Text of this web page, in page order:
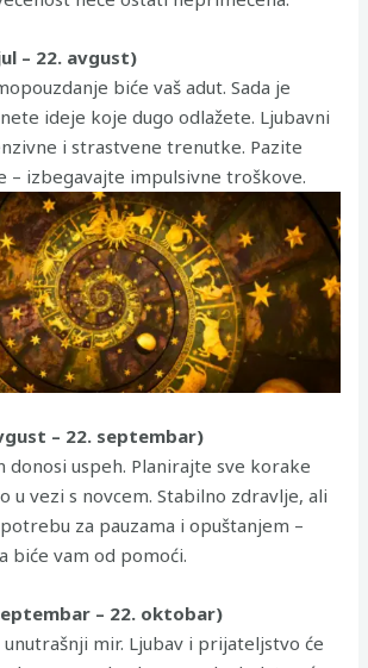
– 22. avgust)
biće vaš adut. Sada je
ideje koje dugo odlažete. Ljubavni
i strastvene trenutke. Pazite
– izbegavajte impulsivne troškove.
– 22. septembar)
donosi uspeh. Planirajte sve korake
u vezi s novcem. Stabilno zdravlje, ali
za pauzama i opuštanjem –
biće vam od pomoći.
– 22. oktobar)
unutrašnji mir. Ljubav i prijateljstvo će